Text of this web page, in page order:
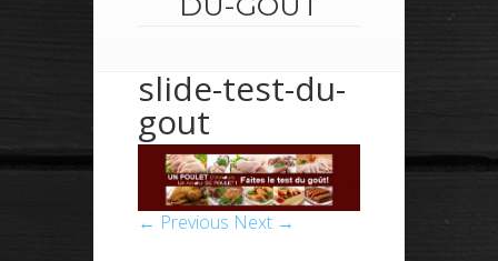
slide-test-du-
gout
← Previous Next →